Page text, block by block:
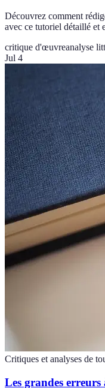
Découvrez comment
avec ce tutoriel détaillé et
critique d'œuvreanalyse
Jul 4
Critiques et analyses de
Les grandes